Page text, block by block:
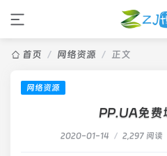
首页 / 网络资源 / 正文
网络资源
PP.UA免费
2020-01-14 / 2,297 阅读